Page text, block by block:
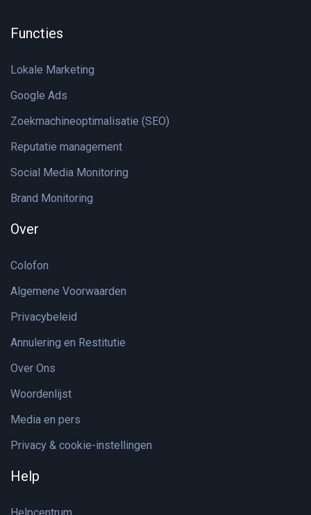
Functies
Lokale Marketing
Google Ads
Zoekmachineoptimalisatie (SEO)
Reputatie management
Social Media Monitoring
Brand Monitoring
Over
Colofon
Algemene Voorwaarden
Privacybeleid
Annulering en Restitutie
Over Ons
Woordenlijst
Media en pers
Privacy & cookie-instellingen
Help